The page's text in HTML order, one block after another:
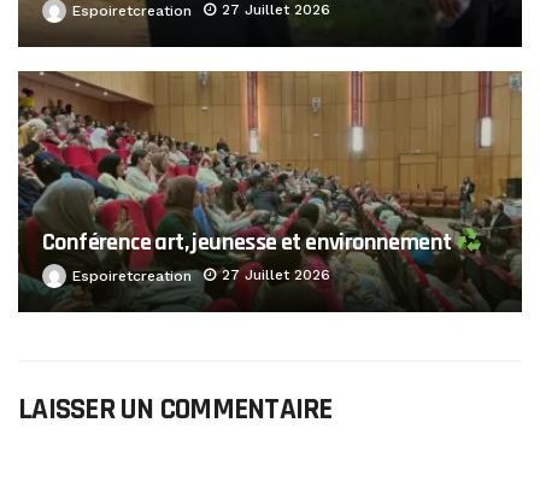
Espoiretcreation 27 Juillet 2026
Conférence art, jeunesse et environnement
Espoiretcreation 27 Juillet 2026
LAISSER UN COMMENTAIRE